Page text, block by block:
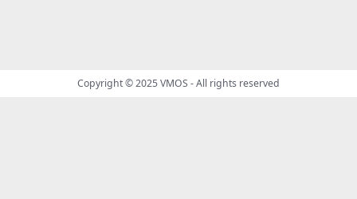
Copyright © 2025VMOS - All rights reserved